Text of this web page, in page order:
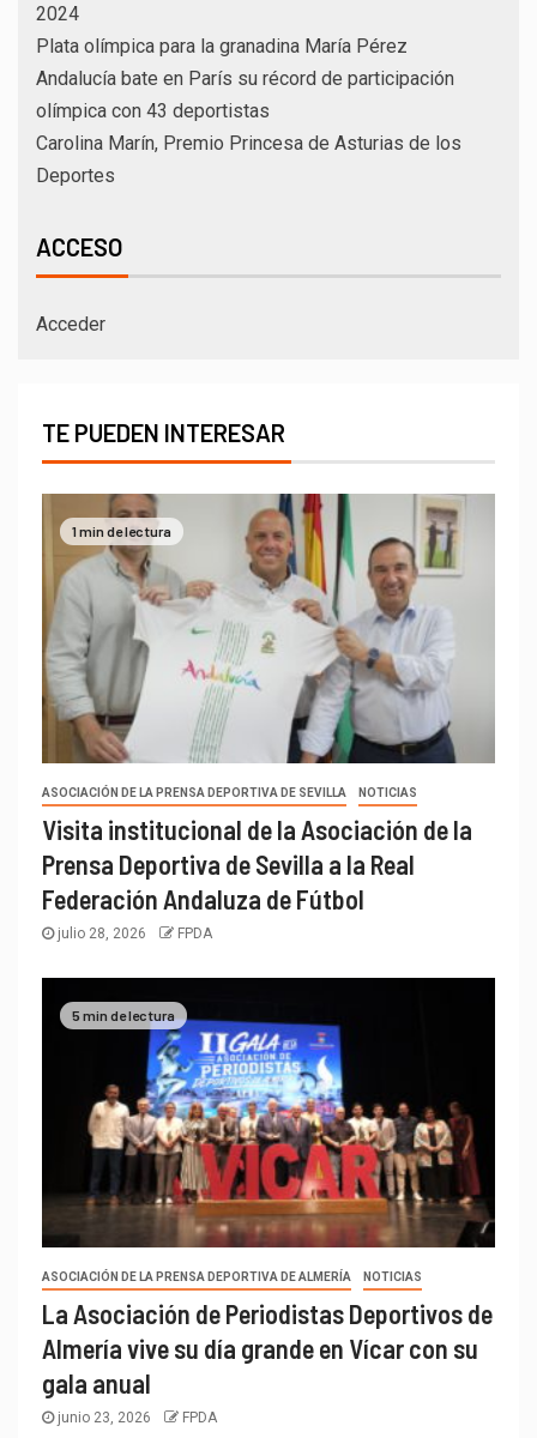
2024
Plata olímpica para la granadina María Pérez
Andalucía bate en París su récord de participación
olímpica con 43 deportistas
Carolina Marín, Premio Princesa de Asturias de los
Deportes
ACCESO
Acceder
TE PUEDEN INTERESAR
1 min de lectura
ASOCIACIÓN DE LA PRENSA DEPORTIVA DE SEVILLA NOTICIAS
Visita institucional de la Asociación de la
Prensa Deportiva de Sevilla a la Real
Federación Andaluza de Fútbol
julio 28, 2026 FPDA
5 min de lectura
ASOCIACIÓN DE LA PRENSA DEPORTIVA DE ALMERÍA NOTICIAS
La Asociación de Periodistas Deportivos de
Almería vive su día grande en Vícar con su
gala anual
junio 23, 2026 FPDA